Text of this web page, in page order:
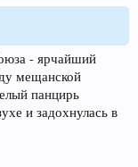
- ярчайший
мещанской
панцирь
и задохнулась в